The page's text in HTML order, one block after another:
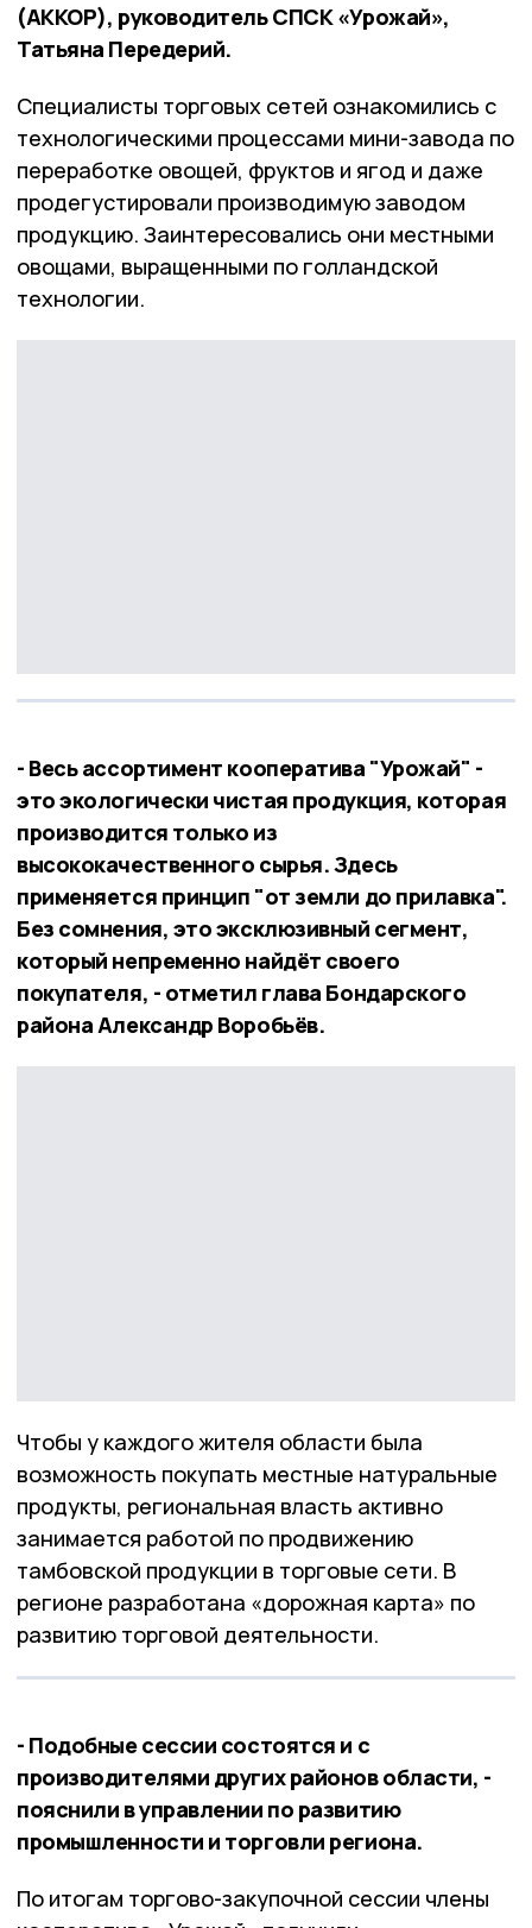
(АККОР), руководитель СПСК «Урожай»,
Татьяна Передерий.
Специалисты торговых сетей ознакомились с
технологическими процессами мини-завода по
переработке овощей, фруктов и ягод и даже
продегустировали производимую заводом
продукцию. Заинтересовались они местными
овощами, выращенными по голландской
технологии.
- Весь ассортимент кооператива "Урожай" -
это экологически чистая продукция, которая
производится только из
высококачественного сырья. Здесь
применяется принцип "от земли до прилавка".
Без сомнения, это эксклюзивный сегмент,
который непременно найдёт своего
покупателя, - отметил глава Бондарского
района Александр Воробьёв.
Чтобы у каждого жителя области была
возможность покупать местные натуральные
продукты, региональная власть активно
занимается работой по продвижению
тамбовской продукции в торговые сети. В
регионе разработана «дорожная карта» по
развитию торговой деятельности.
- Подобные сессии состоятся и с
производителями других районов области, -
пояснили в управлении по развитию
промышленности и торговли региона.
По итогам торгово-закупочной сессии члены